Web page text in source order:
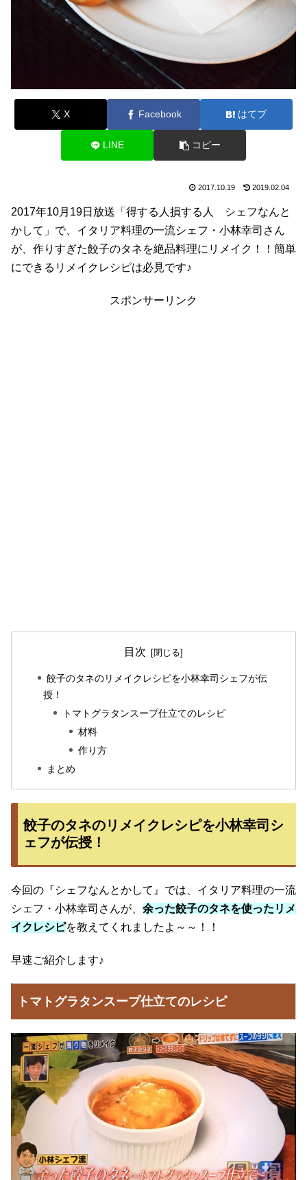
X Facebook はてブ
LINE コピー
2017.10.19 2019.02.04
2017年10月19日放送「得する人損する人 シェフなんと
かして」で、イタリア料理の一流シェフ・小林幸司さん
が、作りすぎた餃子のタネを絶品料理にリメイク！！簡単
にできるリメイクレシピは必見です♪
スポンサーリンク
目次
餃子のタネのリメイクレシピを小林幸司シェフが伝
授！
トマトグラタンスープ仕立てのレシピ
材料
作り方
まとめ
餃子のタネのリメイクレシピを小林幸司シ
ェフが伝授！
今回の『シェフなんとかして』では、イタリア料理の一流
シェフ・小林幸司さんが、 余った餃子のタネを使ったリメ
イクレシピを教えてくれましたよ～～！！
早速ご紹介します♪
トマトグラタンスープ仕立てのレシピ